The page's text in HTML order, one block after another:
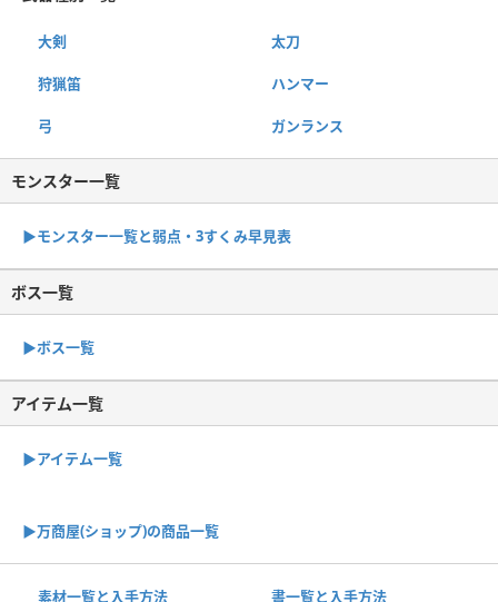
大剣 太刀
狩猟笛 ハンマー
弓 ガンランス
モンスター一覧
▶︎モンスター一覧と弱点・3すくみ早見表
ボス一覧
▶︎ボス一覧
アイテム一覧
▶アイテム一覧
▶︎万商屋(ショップ)の商品一覧
素材一覧と入手方法 書一覧と入手方法